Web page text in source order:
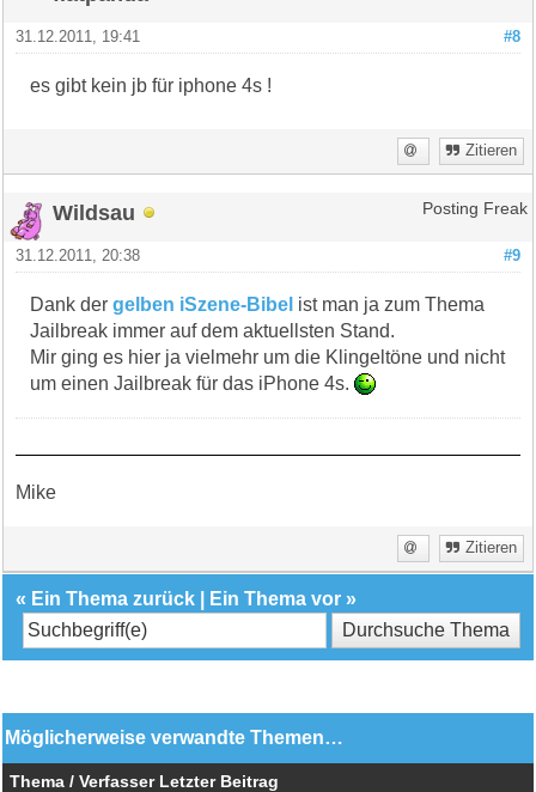
#8
31.12.2011, 19:41
es gibt kein jb für iphone 4s !
Zitieren
Wildsau Posting Freak
#9
31.12.2011, 20:38
Dank dergelben iSzene-Bibel ist man ja zum Thema
Jailbreak immer auf dem aktuellsten Stand.
Mir ging es hier ja vielmehr um die Klingeltöne und nicht
um einen Jailbreak für das iPhone 4s.
Mike
Zitieren
« Ein Thema zurück Ein Thema vor »
Möglicherweise verwandte Themen…
Thema / Verfasser Letzter Beitrag